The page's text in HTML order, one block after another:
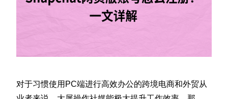
对于习惯使用PC端进行高效办公的跨境电商和外贸从